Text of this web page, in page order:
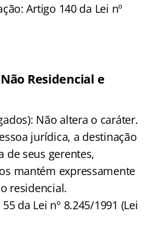
Artigo 140 da Lei nº
Residencial e
Não altera o caráter.
jurídica, a destinação
de seus gerentes,
mantém expressamente
residencial.
da Lei nº 8.245/1991 (Lei